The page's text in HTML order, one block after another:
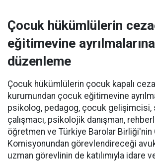
Çocuk hükümlülerin
eğitimevine
düzenleme
Çocuk hükümlülerin çocuk kapalı
kurumundan çocuk eğitimevine
psikolog, pedagog, çocuk gelişimcisi,
çalışmacı, psikolojik danışman,
öğretmen ve Türkiye Barolar Birliği'nin
Komisyonundan görevlendireceği
uzman görevlinin de katılımıyla idare